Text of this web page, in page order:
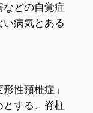
どの自覚症
病気とある
性頸椎症」
とする、脊柱